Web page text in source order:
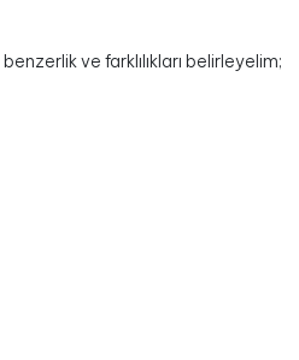
ve farklılıkları belirleyelim;